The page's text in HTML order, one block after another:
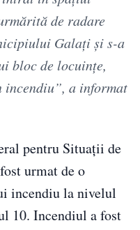
de radare
Galaţi şi s-a
bloc de locuinţe,
incendiu”, a informat
pentru Situaţii de
urmat de o
incendiu la nivelul
10. Incendiul a fost